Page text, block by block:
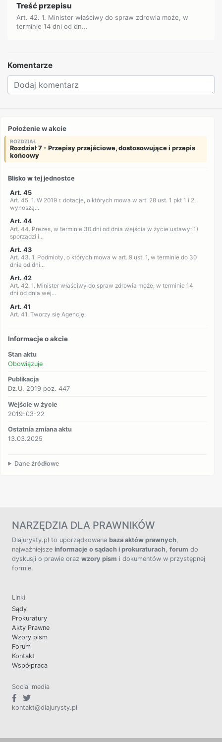
Treść przepisu
Art. 42. 1. Minister właściwy do spraw zdrowia może, w
terminie 14 dni od dn...
Komentarze
Położenie w akcie
ROZDZIAŁ
Rozdział 7 - Przepisy przejściowe, dostosowujące i przepis
końcowy
Blisko w tej jednostce
Art. 45
Art. 45. 1. W 2019 r. dotacje, o których mowa w art. 28 ust. 1 pkt 1 i 2,
wynoszą...
Art. 44
Art. 44. Prezes, w terminie 30 dni od dnia wejścia w życie ustawy: 1)
sporządzi i...
Art. 43
Art. 43. 1. Podmioty, o których mowa w art. 9 ust. 1, w terminie do 30
dnia od dni...
Art. 42
Art. 42. 1. Minister właściwy do spraw zdrowia może, w terminie 14
dni od dnia wej...
Art. 41
Art. 41. Tworzy się Agencję.
Informacje o akcie
Stan aktu
Obowiązuje
Publikacja
Dz.U. 2019 poz. 447
Wejście w życie
2019-03-22
Ostatnia zmiana aktu
13.03.2025
Dane źródłowe
NARZĘDZIA DLA PRAWNIKÓW
Dlajurysty.pl to uporządkowana baza aktów prawnych,
najważniejsze informacje o sądach i prokuraturach, forum do
dyskusji o prawie oraz wzory pism i dokumentów w przystępnej
formie.
Linki
Sądy
Prokuratury
Akty Prawne
Wzory pism
Forum
Kontakt
Współpraca
Social media
kontakt@dlajurysty.pl